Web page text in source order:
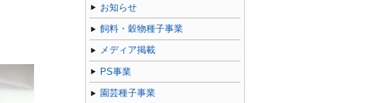
お知らせ
飼料・穀物種子事業
メディア掲載
PS事業
園芸種子事業